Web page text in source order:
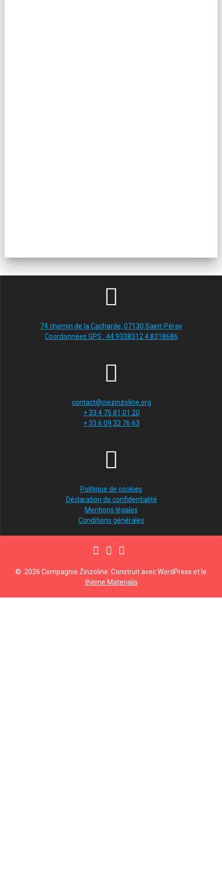
74 chemin de la Cacharde, 07130 Saint-Péray
Coordonnées GPS : 44.9338312 4.8318686
contact@ciezinzoline.org
+ 33 4 75 81 01 20
+ 33 6 09 32 76 63
Politique de cookies
Déclaration de confidentialité
Mentions légales
Conditions générales
© 2026 Compagnie Zinzoline. Construit avec WordPress et le
thème Materialis